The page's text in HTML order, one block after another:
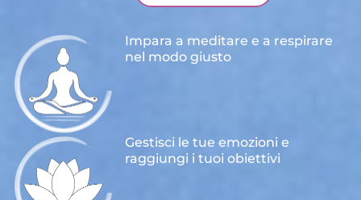
Impara a meditare e a respirare
nel modo giusto
Gestisci le tue emozioni e
raggiungi i tuoi obiettivi